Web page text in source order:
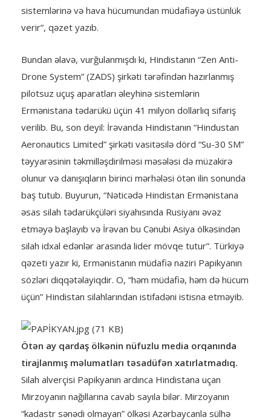
sistemlərinə və hava hücumundan müdafiəyə üstünlük
verir”, qəzet yazıb.
Bundan əlavə, vurğulanmışdı ki, Hindistanın “Zen Anti-
Drone System” (ZADS) şirkəti tərəfindən hazırlanmış
pilotsuz uçuş aparatları əleyhinə sistemlərin
Ermənistana tədarükü üçün 41 milyon dollarlıq sifariş
verilib. Bu, son deyil: İrəvanda Hindistanın “Hindustan
Aeronautics Limited” şirkəti vasitəsilə dörd “Su-30 SM”
təyyarəsinin təkmilləşdirilməsi məsələsi də müzakirə
olunur və danışıqların birinci mərhələsi ötən ilin sonunda
baş tutub. Buyurun, “Nəticədə Hindistan Ermənistana
əsas silah tədarükçüləri siyahısında Rusiyanı əvəz
etməyə başlayıb və İrəvan bu Cənubi Asiya ölkəsindən
silah idxal edənlər arasında lider mövqe tutur”. Türkiyə
qəzeti yazır ki, Ermənistanın müdafiə naziri Papikyanın
sözləri diqqətəlayiqdir. O, “həm müdafiə, həm də hücum
üçün” Hindistan silahlarından istifadəni istisna etməyib.
Ötən ay qardaş ölkənin nüfuzlu media orqanında
tirajlanmış məlumatları təsadüfən xatırlatmadıq.
Silah alverçisi Papikyanın ardınca Hindistana uçan
Mirzoyanın nağıllarına cavab sayıla bilər. Mirzoyanın
“kadastr sənədi olmayan” ölkəsi Azərbaycanla sülhə